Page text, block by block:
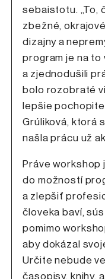
sebaistotu. „To,
zbežné,
dizajny a
program je na to
a zjednodušili
bolo rozobraté
lepšie
Grúliková, ktorá
našla prácu už
Práve workshop
do možností
a zlepšiť
človeka baví,
pomimo
aby dokázal
Určite nebude
časopisy, knihy,